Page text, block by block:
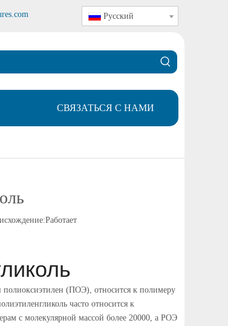
Pусский
СВЯЗАТЬСЯ С НАМИ
Работает
(ПОЭ), относится к полимеру
часто относится к
с молекулярной массой более 20000, а РОЭ